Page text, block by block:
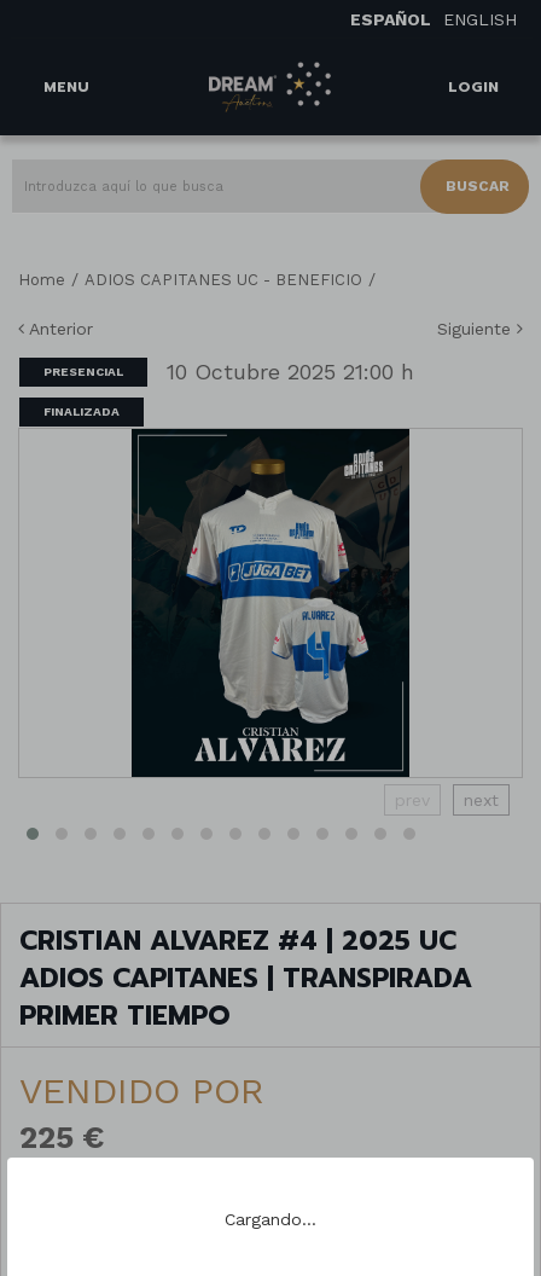
Cargando...
ESPAÑOL ENGLISH
MENU LOGIN
BUSCAR
Home / ADIOS CAPITANES UC - BENEFICIO /
Anterior Siguiente
PRESENCIAL 10 Octubre 2025 21:00 h
FINALIZADA
prev next
CRISTIAN ALVAREZ #4 | 2025 UC
ADIOS CAPITANES | TRANSPIRADA
PRIMER TIEMPO
VENDIDO POR
225 €